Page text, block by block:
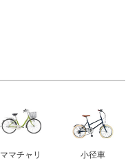
ママチャリ 小径車